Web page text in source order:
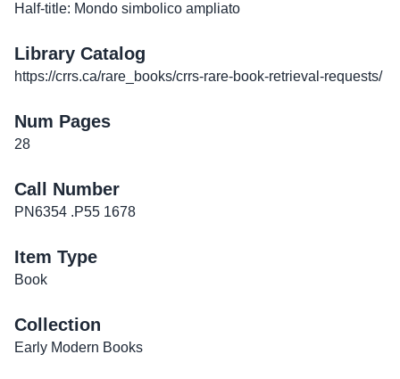
Half-title: Mondo simbolico ampliato
Library Catalog
https://crrs.ca/rare_books/crrs-rare-book-retrieval-requests/
Num Pages
28
Call Number
PN6354 .P55 1678
Item Type
Book
Collection
Early Modern Books